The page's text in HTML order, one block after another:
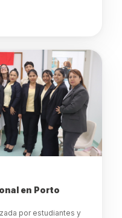
en Porto
por estudiantes y